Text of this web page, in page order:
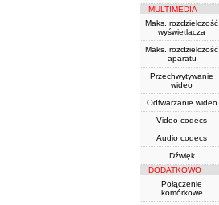
MULTIMEDIA
Maks. rozdzielczość
wyświetlacza
Maks. rozdzielczość
aparatu
Przechwytywanie
wideo
Odtwarzanie wideo
Video codecs
Audio codecs
Dźwięk
DODATKOWO
Połączenie
komórkowe